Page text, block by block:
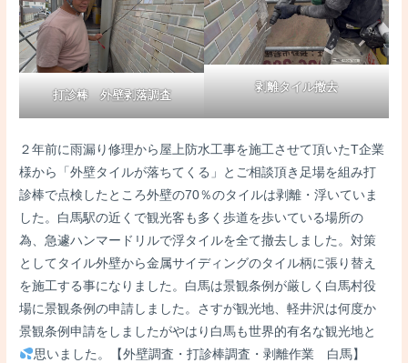
打診棒 外壁剥落調査
剥離タイル撤去
２年前に雨漏り修理から屋上防水工事を施工させて頂いたT企業
様から「外壁タイルが落ちてくる」とご相談頂き足場を組み打
診棒で点検したところ外壁の70％のタイルは剥離・浮いていま
した。白馬駅の近くで観光客も多く歩道を歩いている場所の
為、急遽ハンマードリルで浮タイルを全て撤去しました。対策
としてタイル外壁から金属サイディングのタイル柄に張り替え
を施工する事になりました。白馬は景観条例が厳しく白馬村役
場に景観条例の申請しました。さすが観光地、軽井沢は何度か
景観条例申請をしましたがやはり白馬も世界的有名な観光地と
思いました。【外壁調査・打診棒調査・剥離作業 白馬】